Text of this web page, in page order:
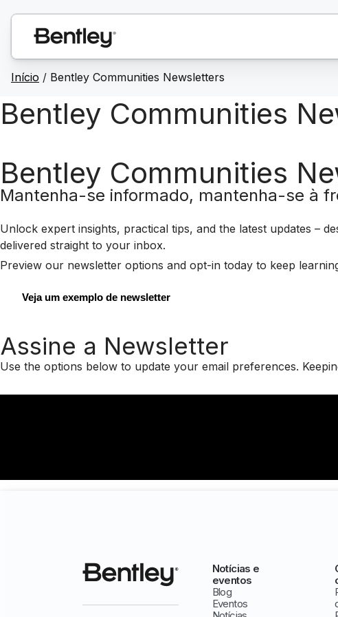
Início / Bentley Communities Newsletters
Bentley Communities
Bentley Communities
Mantenha-se informado, mantenha-se à
Unlock expert insights, practical tips, and the latest updates –
delivered straight to your inbox.
Preview our newsletter options and opt-in today to keep
Veja um exemplo de newsletter
Assine a Newsletter
Use the options below to update your email preferences.
Notícias e
eventos
Blog
Eventos